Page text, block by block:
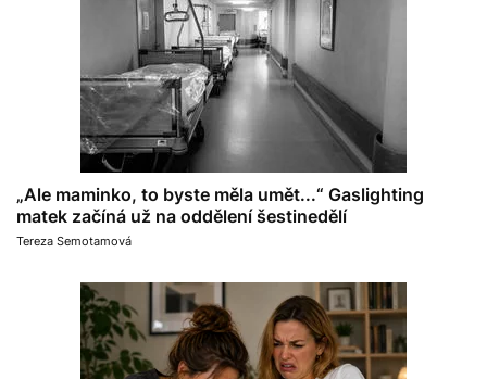
„Ale maminko, to byste měla umět...“ Gaslighting
matek začíná už na oddělení šestinedělí
Tereza Semotamová